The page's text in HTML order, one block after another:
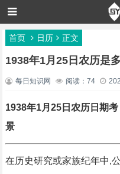
首页 日历 正文
1938年1月25日农历是
每日知识网 阅读：74
1938年1月25日农历日期
景
在历史研究或家族纪年中,